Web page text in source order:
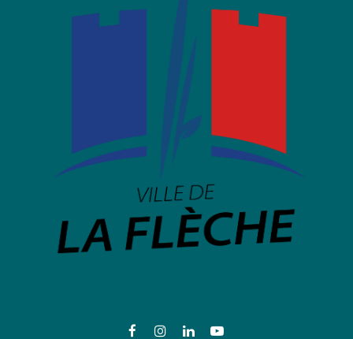
Lien
Lien
Lien